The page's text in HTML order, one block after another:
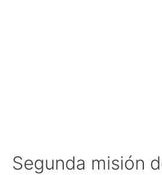
Segunda misión